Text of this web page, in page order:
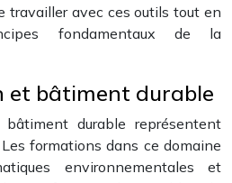
travailler avec ces outils tout en
fondamentaux de la
et bâtiment durable
bâtiment durable représentent
formations dans ce domaine
environnementales et